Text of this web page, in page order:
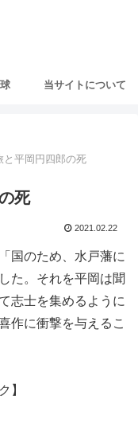
当サイトについて
と平岡円四郎の死
死
2021.02.22
国のため、水戸藩に
た。それを平岡は聞
志士を集めるように
作に衝撃を与えるこ
】